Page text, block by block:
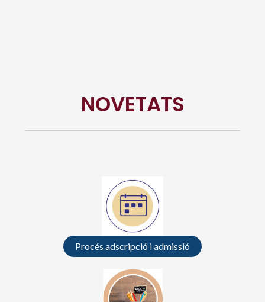
NOVETATS
Procés adscripció i admissió